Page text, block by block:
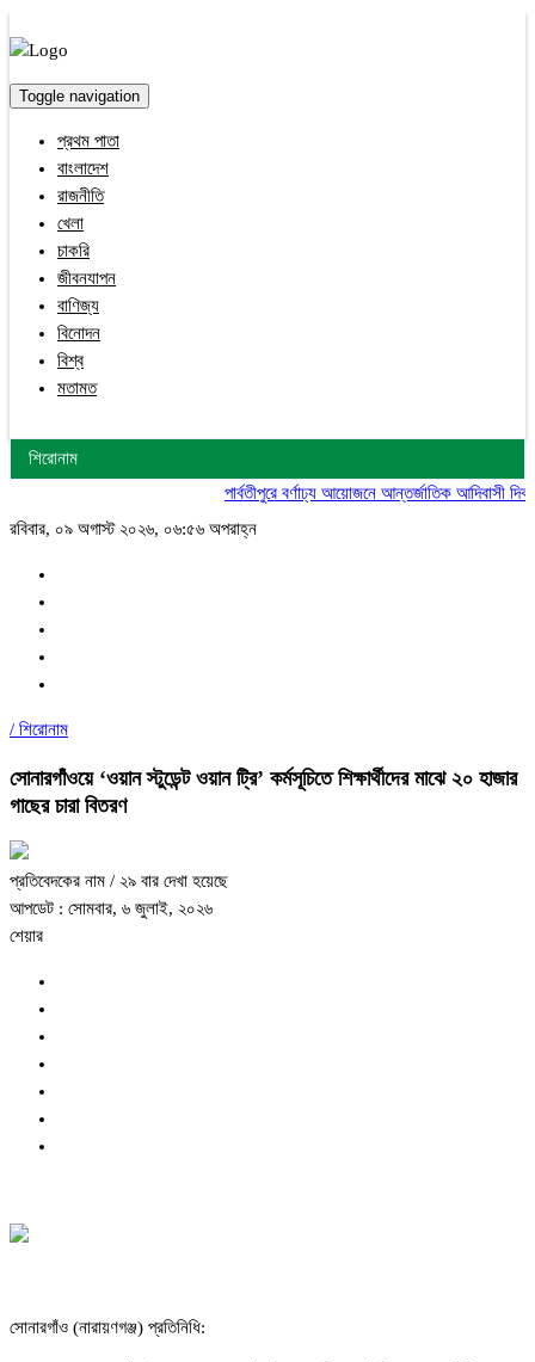
Toggle navigation
প্রথম পাতা
বাংলাদেশ
রাজনীতি
খেলা
চাকরি
জীবনযাপন
বাণিজ্য
বিনোদন
বিশ্ব
মতামত
শিরোনাম
পার্বতীপুরে বর্ণাঢ্য আয়োজনে আন্তর্জাতিক আদিবাসী দিবস
রবিবার, ০৯ অগাস্ট ২০২৬, ০৬:৫৬ অপরাহ্ন
/ শিরোনাম
সোনারগাঁওয়ে ‘ওয়ান স্টুডেন্ট ওয়ান ট্রি’ কর্মসূচিতে শিক্ষার্থীদের মাঝে ২০ হাজার
গাছের চারা বিতরণ
প্রতিবেদকের নাম / ২৯ বার দেখা হয়েছে
আপডেট : সোমবার, ৬ জুলাই, ২০২৬
শেয়ার
সোনারগাঁও (নারায়ণগঞ্জ) প্রতিনিধি: